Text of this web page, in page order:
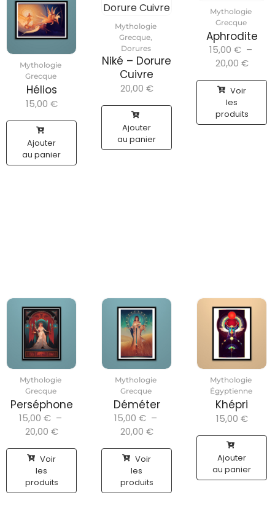
Mythologie
Grecque
Hélios
15,00 €
Ajouter
au panier
Mythologie
Grecque,
Dorures
Niké – Dorure
Cuivre
20,00 €
Ajouter
au panier
Mythologie
Grecque
Aphrodite
15,00 € –
20,00 €
Voir
les
produits
Mythologie
Grecque
Perséphone
15,00 € –
20,00 €
Voir
les
produits
Mythologie
Grecque
Déméter
15,00 € –
20,00 €
Voir
les
produits
Mythologie
Égyptienne
Khépri
15,00 €
Ajouter
au panier